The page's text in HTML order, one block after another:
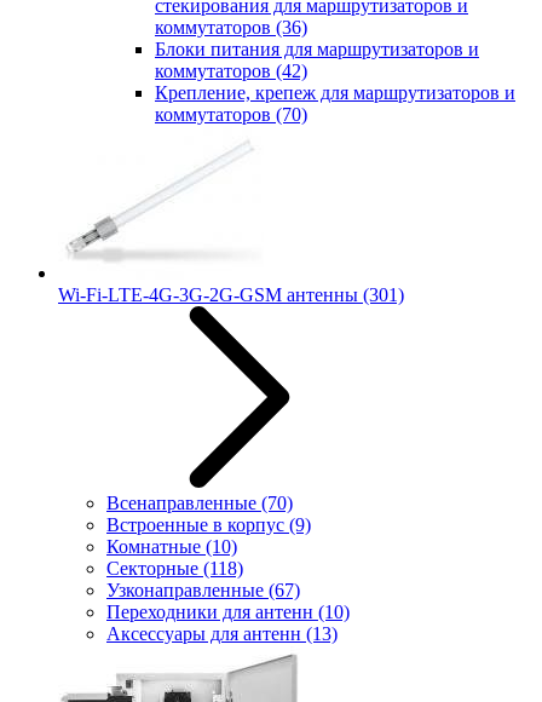
стекирования для маршрутизаторов и
коммутаторов (36)
Блоки питания для маршрутизаторов и
коммутаторов (42)
Крепление, крепеж для маршрутизаторов и
коммутаторов (70)
Wi-Fi-LTE-4G-3G-2G-GSM антенны (301)
Всенаправленные (70)
Встроенные в корпус (9)
Комнатные (10)
Секторные (118)
Узконаправленные (67)
Переходники для антенн (10)
Аксессуары для антенн (13)